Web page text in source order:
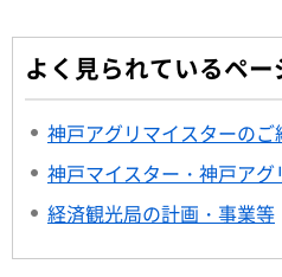
よく見られているペー
神戸アグリマイスターのご
神戸マイスター・神戸アグ
経済観光局の計画・事業等